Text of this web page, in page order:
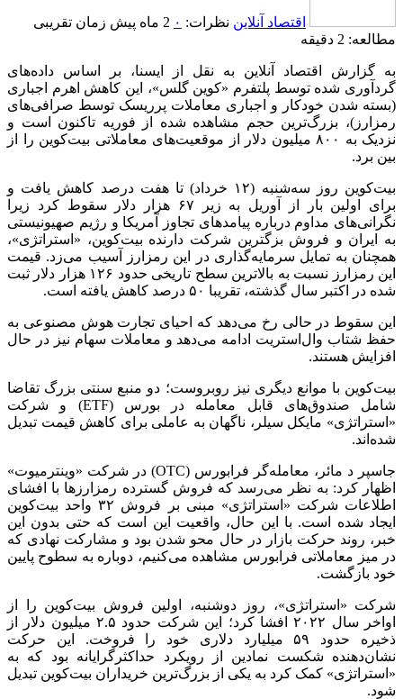
اقتصاد آنلاین نظرات: ۰ 2 ماه پیش
زمان تقریبی
مطالعه: 2 دقیقه
به گزارش اقتصاد آنلاین به نقل از ایسنا، بر اساس داده‌های
گردآوری‌ شده توسط پلتفرم «کوین گلس»، این کاهش اهرم اجباری
(بسته شدن خودکار و اجباری معاملات پرریسک توسط صرافی‌های
رمزارز)، بزرگ‌ترین حجم مشاهده‌ شده از فوریه تاکنون است و
نزدیک به ۸۰۰ میلیون دلار از موقعیت‌های معاملاتی بیت‌کوین را از
بین برد.
بیت‌کوین روز سه‌شنبه (۱۲ خرداد) تا هفت درصد کاهش یافت و
برای اولین بار از آوریل به زیر ۶۷ هزار دلار سقوط کرد زیرا
نگرانی‌های مداوم درباره پیامدهای تجاوز آمریکا و رژیم صهیونیستی
به ایران و فروش بزگترین شرکت دارنده بیت‌کوین، «استراتژی»،
همچنان به تمایل سرمایه‌گذاری در این رمزارز آسیب می‌زد. قیمت
این رمزارز نسبت به بالاترین سطح تاریخی حدود ۱۲۶ هزار دلار ثبت
شده در اکتبر سال گذشته، تقریبا ۵۰ درصد کاهش یافته است.
این سقوط در حالی رخ می‌دهد که احیای تجارت هوش مصنوعی به
حفظ شتاب وال‌استریت ادامه می‌دهد و معاملات سهام نیز در حال
افزایش هستند.
بیت‌کوین با موانع دیگری نیز روبروست؛ دو منبع سنتی بزرگ تقاضا
شامل صندوق‌های قابل معامله در بورس (ETF) و شرکت
«استراتژی» مایکل سیلر، ناگهان به عاملی برای کاهش قیمت تبدیل
شده‌اند.
جاسپر د مائر، معامله‌گر فرابورس (OTC) در شرکت «وینترمیوت»
اظهار کرد: به نظر می‌رسد که فروش گسترده رمزارزها با افشای
اطلاعات شرکت «استراتژی» مبنی بر فروش ۳۲ واحد بیت‌کوین
ایجاد شده است. با این حال، واقعیت این است که حتی بدون این
خبر، روند حرکت بازار در حال محو شدن بود و مشارکت نهادی که
در میز معاملاتی فرابورس مشاهده می‌کنیم، دوباره به سطوح پایین
خود بازگشت.
شرکت «استراتژی»، روز دوشنبه، اولین فروش بیت‌کوین را از
اواخر سال ۲۰۲۲ افشا کرد؛ این شرکت حدود ۲.۵ میلیون دلار از
ذخیره حدود ۵۹ میلیارد دلاری خود را فروخت. این حرکت
نشان‌دهنده شکست نمادین از رویکرد حداکثرگرایانه بود که به
«استراتژی» کمک کرد به یکی از بزرگ‌ترین خریداران بیت‌کوین تبدیل
شود.